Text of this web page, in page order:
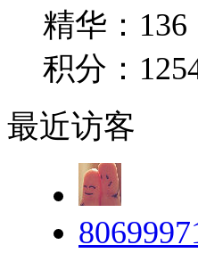
精华：136
积分：
最近访客